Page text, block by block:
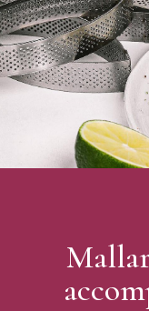
sodium, matière
Dosage conseillé :
Le flacon
ajouter de l'eau
Marque : Mallard